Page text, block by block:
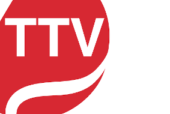
zum Verbleib in der aktuellen LK
des Spielers kann sich also in diesem
Die Bedingungen für den Aufstieg